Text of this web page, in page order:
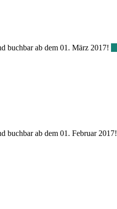
buchbar ab dem 01. März 2017!
buchbar ab dem 01. Februar 2017!